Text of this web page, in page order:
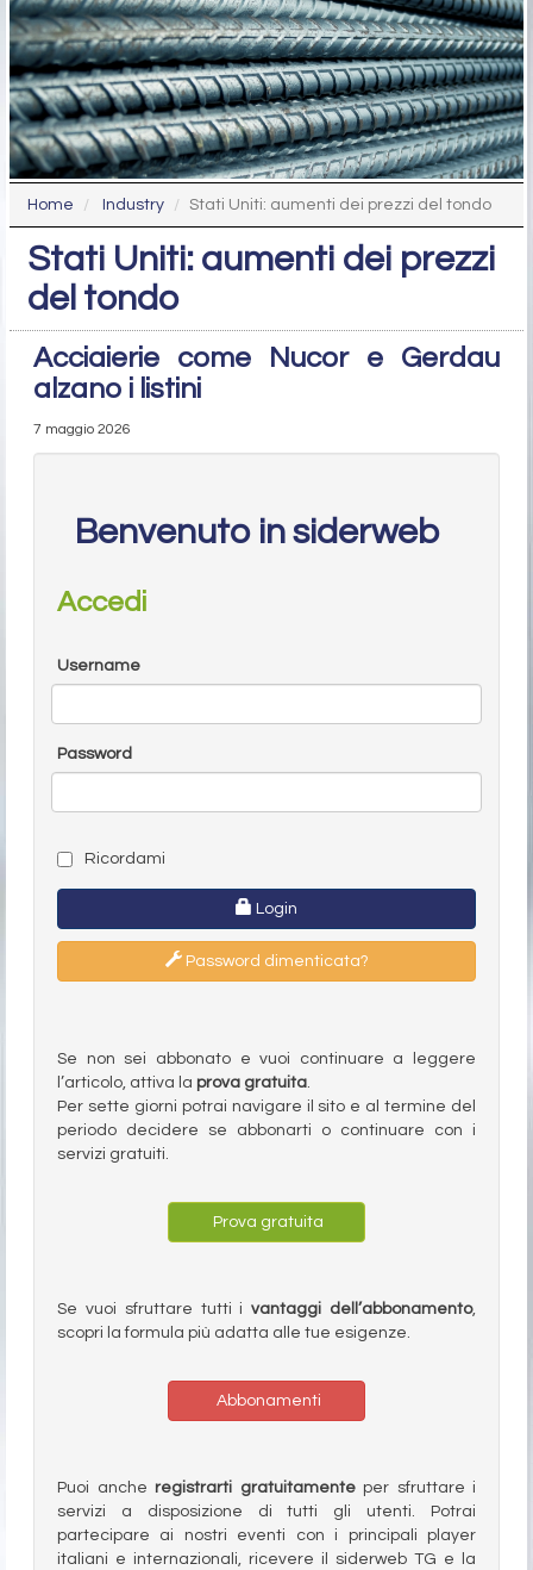
Home Industry Stati Uniti: aumenti dei prezzi del tondo
Stati Uniti: aumenti dei prezzi
del tondo
Acciaierie come Nucor e Gerdau
alzano i listini
7 maggio 2026
Benvenuto in siderweb
Accedi
Username
Password
Ricordami
Login
Password dimenticata?
Se non sei abbonato e vuoi continuare a leggere
l’articolo, attiva la prova gratuita.
Per sette giorni potrai navigare il sito e al termine del
periodo decidere se abbonarti o continuare con i
servizi gratuiti.
Prova gratuita
Se vuoi sfruttare tutti ivantaggi dell’abbonamento,
scopri la formula più adatta alle tue esigenze.
Abbonamenti
Puoi anche registrarti gratuitamenteper sfruttare i
servizi a disposizione di tutti gli utenti. Potrai
partecipare ai nostri eventi con i principali player
italiani e internazionali, ricevere il siderweb TG e la